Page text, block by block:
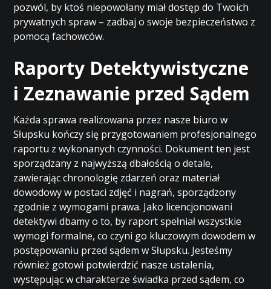
pozwól, by ktoś niepowołany miał dostęp do Twoich
prywatnych spraw – zadbaj o swoje bezpieczeństwo z
pomocą fachowców.
Raporty Detektywistyczne
i Zeznawanie przed Sądem
Każda sprawa realizowana przez nasze biuro w
Słupsku kończy się przygotowaniem profesjonalnego
raportu z wykonanych czynności. Dokument ten jest
sporządzany z najwyższą dbałością o detale,
zawierając chronologię zdarzeń oraz materiał
dowodowy w postaci zdjęć i nagrań, sporządzony
zgodnie z wymogami prawa. Jako licencjonowani
detektywi dbamy o to, by raport spełniał wszystkie
wymogi formalne, co czyni go kluczowym dowodem w
postępowaniu przed sądem w Słupsku. Jesteśmy
również gotowi potwierdzić nasze ustalenia,
występując w charakterze świadka przed sądem, co